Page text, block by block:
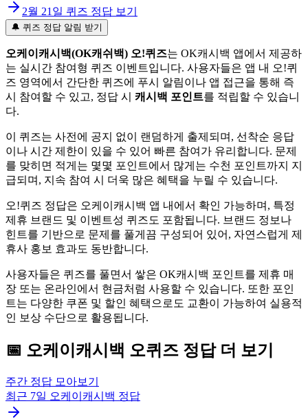
2월 21일 퀴즈 정답 보기
🔔 퀴즈 정답 알림 받기
오케이캐시백(OK캐쉬백) 오!퀴즈는 OK캐시백 앱에서 제공하
는 실시간 참여형 퀴즈 이벤트입니다. 사용자들은 앱 내 오!퀴
즈 영역에서 간단한 퀴즈에 푸시 알림이나 앱 접근을 통해 즉
시 참여할 수 있고, 정답 시 캐시백 포인트를 적립할 수 있습니
다.
이 퀴즈는 사전에 공지 없이 랜덤하게 출제되며, 선착순 응답
이나 시간 제한이 있을 수 있어 빠른 참여가 유리합니다. 문제
를 맞히면 적게는 몇몇 포인트에서 많게는 수천 포인트까지 지
급되며, 지속 참여 시 더욱 많은 혜택을 누릴 수 있습니다.
오!퀴즈 정답은 오케이캐시백 앱 내에서 확인 가능하며, 특정
제휴 브랜드 및 이벤트성 퀴즈도 포함됩니다. 브랜드 정보나
힌트를 기반으로 문제를 풀게끔 구성되어 있어, 자연스럽게 제
휴사 홍보 효과도 동반합니다.
사용자들은 퀴즈를 풀면서 쌓은 OK캐시백 포인트를 제휴 매
장 또는 온라인에서 현금처럼 사용할 수 있습니다. 또한 포인
트는 다양한 쿠폰 및 할인 혜택으로도 교환이 가능하여 실용적
인 보상 수단으로 활용됩니다.
📅 오케이캐시백 오퀴즈 정답 더 보기
주간 정답 모아보기
최근 7일 오케이캐시백 정답